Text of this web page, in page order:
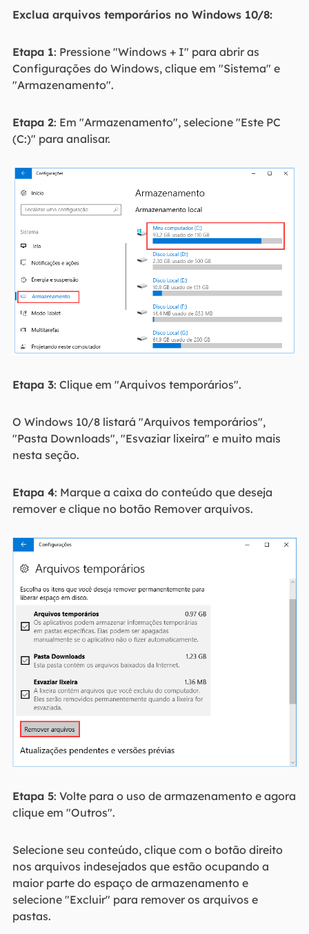
Exclua arquivos temporários no Windows 10/8:
Etapa 1: Pressione "Windows + I" para abrir as
Configurações do Windows, clique em "Sistema" e
"Armazenamento".
Etapa 2: Em "Armazenamento", selecione "Este PC
(C:)" para analisar.
Etapa 3: Clique em "Arquivos temporários".
O Windows 10/8 listará "Arquivos temporários",
"Pasta Downloads", "Esvaziar lixeira" e muito mais
nesta seção.
Etapa 4: Marque a caixa do conteúdo que deseja
remover e clique no botão Remover arquivos.
Etapa 5: Volte para o uso de armazenamento e agora
clique em "Outros".
Selecione seu conteúdo, clique com o botão direito
nos arquivos indesejados que estão ocupando a
maior parte do espaço de armazenamento e
selecione "Excluir" para remover os arquivos e
pastas.